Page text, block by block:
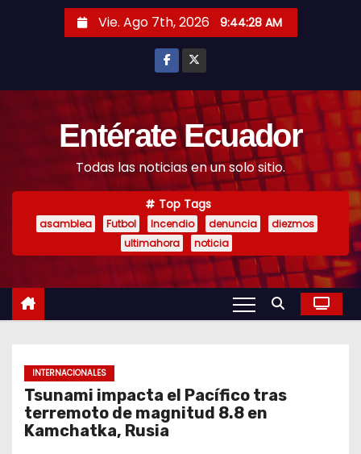
Vie. Ago 7th, 2026 9:44:29 AM
Entérate Ecuador
Todas las noticias en un solo sitio.
Top Tags
asamblea Futbol Incendio denuncia
diezmos
ultimahora
noticia
INTERNACIONALES
Tsunami impacta el Pacífico tras
terremoto de magnitud 8.8 en
Kamchatka, Rusia